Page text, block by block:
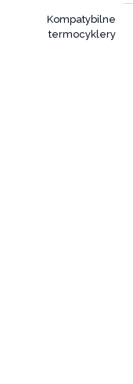
Kompatybilne
termocyklery